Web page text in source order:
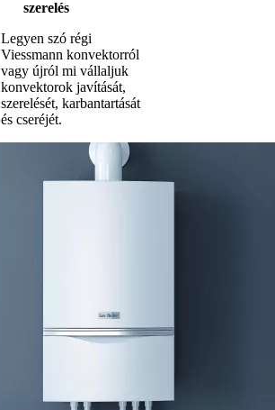
szerelés
Legyen szó régi
Viessmann konvektorról
vagy újról mi vállaljuk
konvektorok javítását,
szerelését, karbantartását
és cseréjét.